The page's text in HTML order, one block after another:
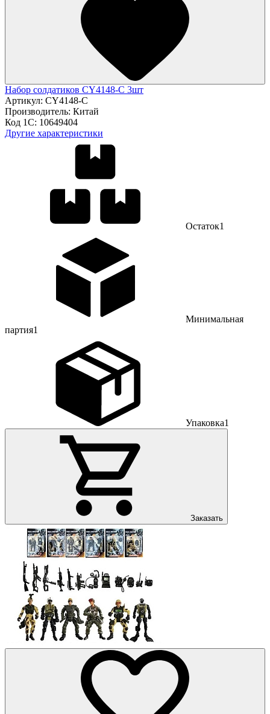
Набор солдатиков CY4148-C 3шт
Артикул: CY4148-C
Производитель: Китай
Код 1С: 10649404
Другие характеристики
Остаток1
Минимальная
партия1
Упаковка1
Заказать